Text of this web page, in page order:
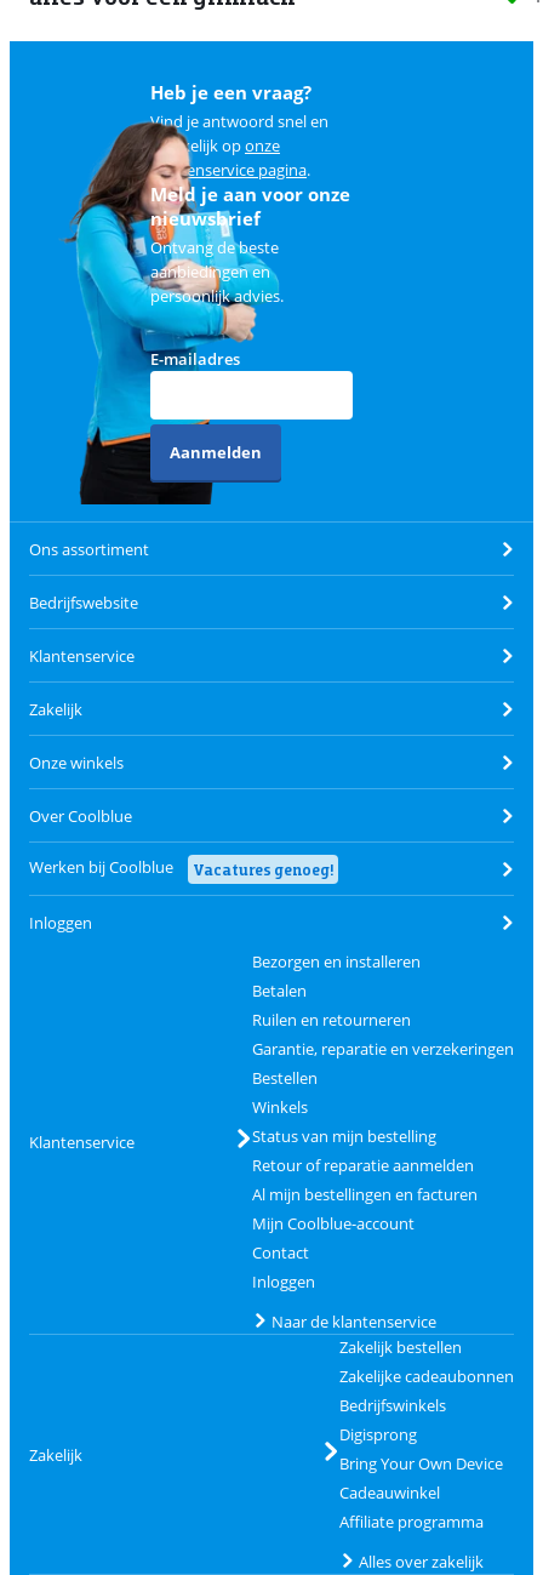
Heb je een vraag?
Vind je antwoord snel en
makkelijk oponze
klantenservice pagina.
Meld je aan voor onze
nieuwsbrief
Ontvang de beste
aanbiedingen en
persoonlijk advies.
E-mailadres
Aanmelden
Ons assortiment
Bedrijfswebsite
Klantenservice
Zakelijk
Onze winkels
Over Coolblue
Werken bij Coolblue Vacatures genoeg!
Inloggen
Klantenservice
Bezorgen en installeren
Betalen
Ruilen en retourneren
Garantie, reparatie en verzekeringen
Bestellen
Winkels
Status van mijn bestelling
Retour of reparatie aanmelden
Al mijn bestellingen en facturen
Mijn Coolblue-account
Contact
Inloggen
Naar de klantenservice
Zakelijk
Zakelijk bestellen
Zakelijke cadeaubonnen
Bedrijfswinkels
Digisprong
Bring Your Own Device
Cadeauwinkel
Affiliate programma
Alles over zakelijk